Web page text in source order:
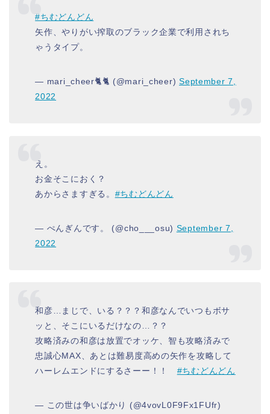
#ちむどんどん
矢作、やりがい搾取のブラック企業で利用されち
ゃうタイプ。
— mari_cheer🐈🐈 (@mari_cheer)September 7,
2022
え。
お金そこにおく？
あからさますぎる。 #ちむどんどん
— ぺんぎんです。 (@cho___osu) September 7,
2022
和彦…まじで、いる？？？和彦なんでいつもボサ
ッと、そこにいるだけなの…？？
攻略済みの和彦は放置でオッケ、智も攻略済みで
忠誠心MAX、あとは難易度高めの矢作を攻略して
ハーレムエンドにするさーー！！ #ちむどんどん
— この世は争いばかり (@4vovL0F9Fx1FUfr)